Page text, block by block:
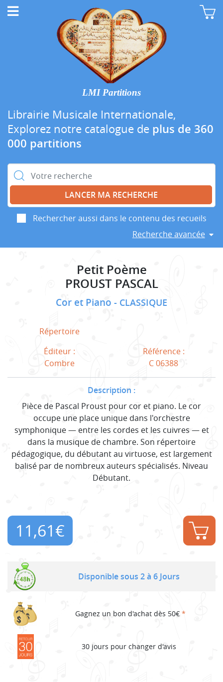
LMI Partitions
Librairie Musicale Internationale,
Explorez notre catalogue de plus de 360
000 partitions
Rechercher :
Rechercher aussi dans le contenu des recueils
Recherche avancée
Petit Poème
PROUST PASCAL
Cor et Piano CLASSIQUE
Répertoire
Éditeur :
Combre
Référence :
C 06388
Description :
Pièce de Pascal Proust pour cor et piano. Le cor
occupe une place unique dans l'orchestre
symphonique — entre les cordes et les cuivres — et
dans la musique de chambre. Son répertoire
pédagogique, du débutant au virtuose, est largement
balisé par de nombreux auteurs spécialisés. Niveau
Débutant.
11,61€
Disponible sous 2 à 6 Jours
Gagnez un bon d'achat dès 50€ *
30 jours pour changer d'avis